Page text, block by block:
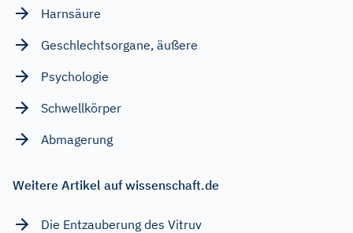
Harnsäure
Geschlechtsorgane, äußere
Psychologie
Schwellkörper
Abmagerung
Weitere Artikel auf wissenschaft.de
Die Entzauberung des Vitruv